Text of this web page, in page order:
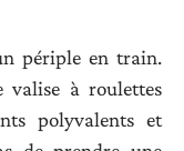
périple en train.
valise à roulettes
polyvalents et